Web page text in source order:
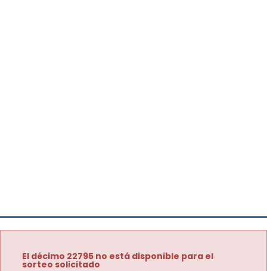
El décimo 22795 no está disponible para el
sorteo solicitado